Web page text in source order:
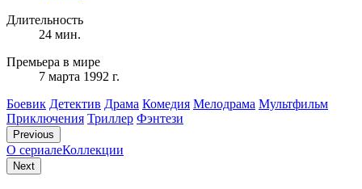
Длительность
24 мин.
Премьера в мире
7 марта 1992 г.
Боевик Детектив Драма Комедия Мелодрама Мультфильм
Приключения Триллер Фэнтези
Previous
О сериалеКоллекции
Next